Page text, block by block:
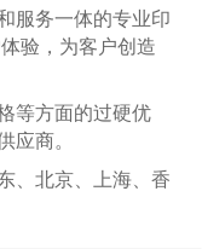
服务一体的专业印
验，为客户创造
等方面的过硬优
应商。
、北京、上海、香